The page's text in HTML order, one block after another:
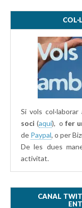
Si vols
soci (aquí), ofer
de Paypal, o per
De les dues
activitat.
CANAL